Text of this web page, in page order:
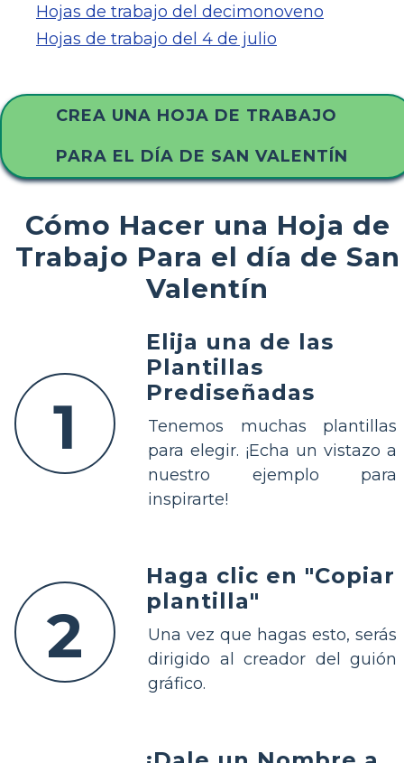
Hojas de trabajo del decimonoveno
Hojas de trabajo del 4 de julio
CREA UNA HOJA DE TRABAJO
PARA EL DÍA DE SAN VALENTÍN
Cómo Hacer una Hoja de
Trabajo Para el día de San
Valentín
1
Elija una de las
Plantillas
Prediseñadas
Tenemos muchas plantillas
para elegir. ¡Echa un vistazo a
nuestro ejemplo para
inspirarte!
2
Haga clic en "Copiar
plantilla"
Una vez que hagas esto, serás
dirigido al creador del guión
gráfico.